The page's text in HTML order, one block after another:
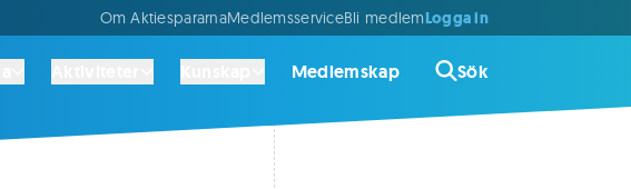
Om AktiespararnaMedlemsserviceBli medlemLogga in
Medlemskap Sök